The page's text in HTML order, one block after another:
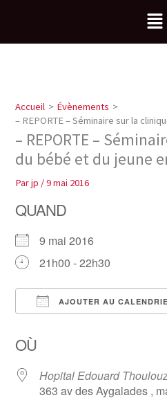
contenu
Menu
Accueil
Évènements
– REPORTE – Séminaire sur la
– REPORTE –
du bébé et du jeune
Parjp /9 mai 2016
QUAND
9 mai 2016
21h00 - 22h30
AJOUTER AU
OÙ
Hopital Edouard
363 av des Aygalades ,